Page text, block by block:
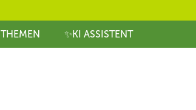
THEMEN ✨KI ASSISTENT